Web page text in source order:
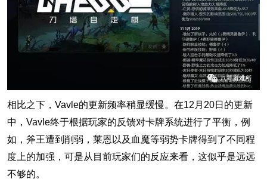
相比之下，Vavle的更新频率稍显缓慢。在12月20日的更新
中，Vavle终于根据玩家的反馈对卡牌系统进行了平衡，例
如，斧王遭到削弱，莱恩以及血魔等弱势卡牌得到了不同程
度上的加强，可是从目前玩家们的反应来看，这似乎是远远
不够的。